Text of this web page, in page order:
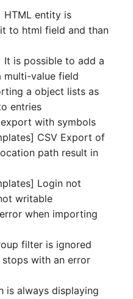
E-Mail-Adressen
FC-Port
Formfaktor
Freigabe
Gastsysteme
Grafikkarte
Gruppenmitgliedschaft
Monitor
Netzbereich
Netzersatzanlage
Notfallplan
Objektgruppe
Organisation
Patchfeld
Personen
HTML entity is
to html field and than
It is possible to add a
multi-value field
a object lists as
entries
with symbols
CSV Export of
path result in
Login not
writable
when importing
filter is ignored
with an error
is always displaying